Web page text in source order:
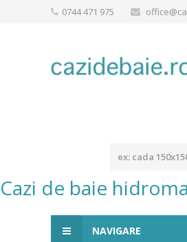
0744 471 975
Cazi de baie
NAVIGARE